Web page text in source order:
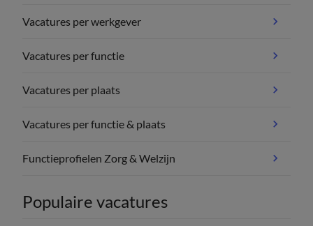
Vacatures per werkgever
Vacatures per functie
Vacatures per plaats
Vacatures per functie & plaats
Functieprofielen Zorg & Welzijn
Populaire vacatures